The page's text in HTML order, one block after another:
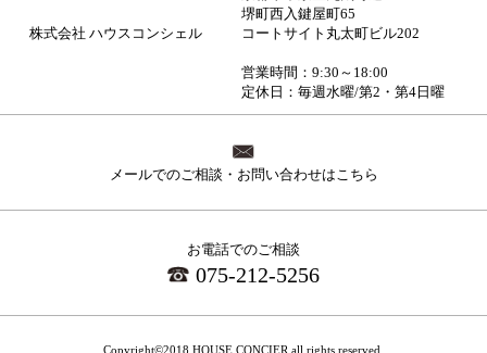
株式会社 ハウスコンシェル
堺町西入鍵屋町65
コートサイト丸太町ビル202
営業時間：9:30～18:00
定休日：毎週水曜/第2・第4日曜
メールでのご相談・お問い合わせはこちら
お電話でのご相談
075-212-5256
Copyright©2018 HOUSE CONCIER all rights reserved.